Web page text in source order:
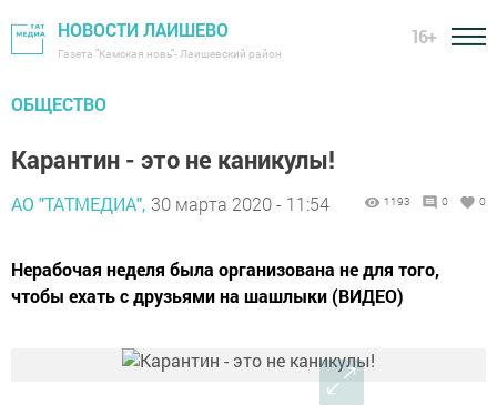
НОВОСТИ ЛАИШЕВО
Газета "Камская новь"- Лаишевский район
16+
ОБЩЕСТВО
Карантин - это не каникулы!
АО "ТАТМЕДИА", 30 марта 2020 - 11:54 1193 0 0
Нерабочая неделя была организована не для того,
чтобы ехать с друзьями на шашлыки (ВИДЕО)